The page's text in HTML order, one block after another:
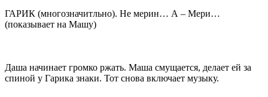
ГАРИК (многозначитльно). Не мерин… А – Мери…
(показывает на Машу)
Даша начинает громко ржать. Маша смущается, делает ей за
спиной у Гарика знаки. Тот снова включает музыку.